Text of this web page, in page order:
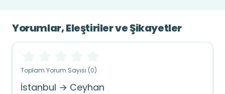
Yorumlar, Eleştiriler ve Şikayetler
Toplam Yorum Sayısı (0)
İstanbul → Ceyhan